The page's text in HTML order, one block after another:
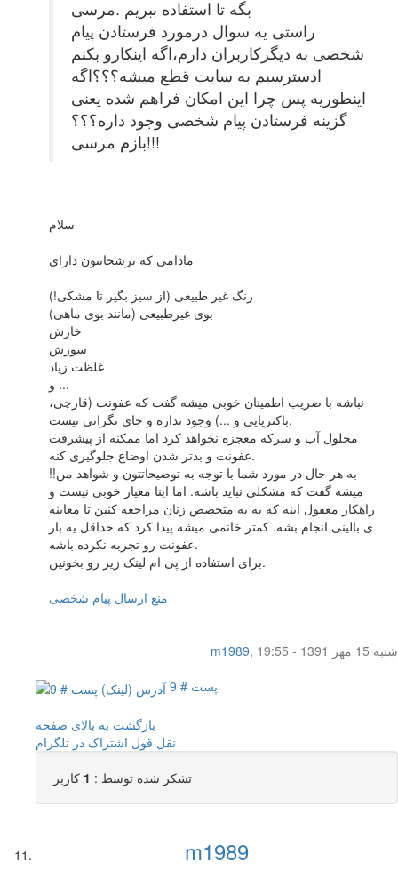
بگه تا استفاده ببریم .مرسی
راستی یه سوال درمورد فرستادن پیام
شخصی به دیگرکاربران دارم،اگه اینکارو بکنم
ادسترسیم به سایت قطع میشه؟؟؟اگه
اینطوریه پس چرا این امکان فراهم شده یعنی
گزینه فرستادن پیام شخصی وجود داره؟؟؟
بازم مرسی!!!
سلام
مادامی که ترشحاتتون دارای
رنگ غیر طبیعی (از سبز بگیر تا مشکی!)
بوی غیرطبیعی (مانند بوی ماهی)
خارش
سوزش
غلظت زیاد
و ...
نباشه با ضریب اطمینان خوبی میشه گفت که عفونت (قارچی،
باکتریایی و ...) وجود نداره و جای نگرانی نیست.
محلول آب و سرکه معجزه نخواهد کرد اما ممکنه از پیشرفت
عفونت و بدتر شدن اوضاع جلوگیری کنه.
به هر حال در مورد شما با توجه به توضیحاتتون و شواهد من!!
میشه گفت که مشکلی نباید باشه. اما اینا معیار خوبی نیست و
راهکار معقول اینه که به یه متخصص زنان مراجعه کنین تا معاینه
ی بالینی انجام بشه. کمتر خانمی میشه پیدا کرد که حداقل یه بار
عفونت رو تجربه نکرده باشه.
برای استفاده از پی ام لینک زیر رو بخونین.
منع ارسال پیام شخصی
m1989,
شنبه 15 مهر 1391 - 19:55
پست # 9
بازگشت به بالای صفحه
نقل قول اشتراک در تلگرام
تشکر شده توسط : 1 کاربر
m1989